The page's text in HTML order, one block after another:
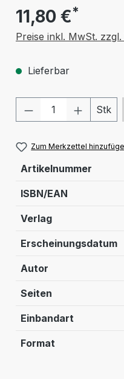
11,80 €*
Preise inkl. MwSt.
Lieferbar
Produkt Stk
Zum Merkzettel
Artikelnummer
ISBN/EAN
Verlag
Erscheinungsdatum
Autor
Seiten
Einbandart
Format